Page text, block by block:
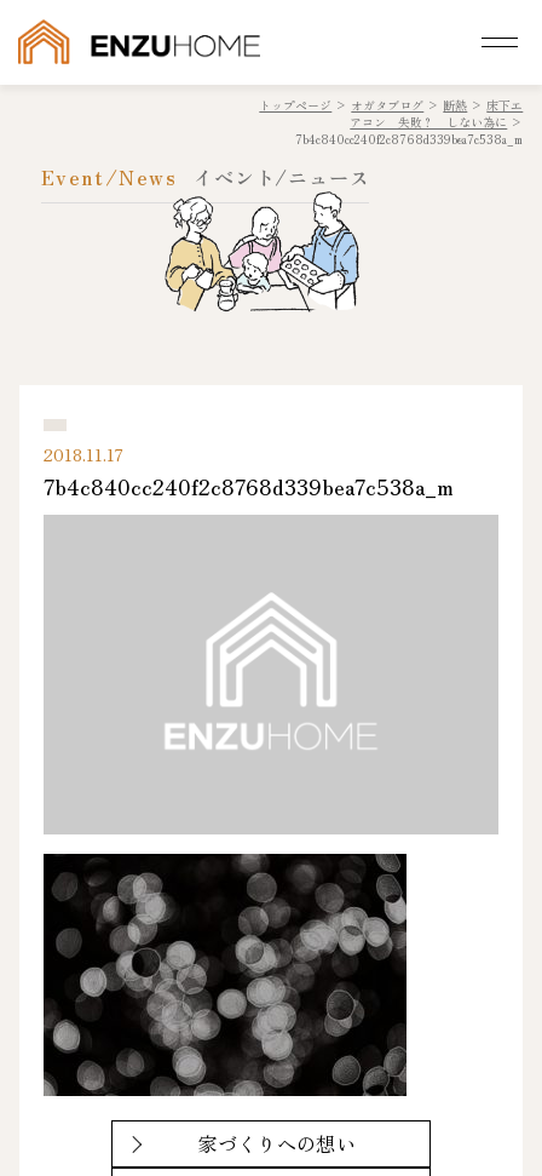
トップページ > オガタブログ > 断熱 >床下エ
アコン 失敗？ しない為に >
7b4c840cc240f2c8768d339bea7c538a_m
Event/News イベント/ニュース
2018.11.17
7b4c840cc240f2c8768d339bea7c538a_m
家づくりへの想い